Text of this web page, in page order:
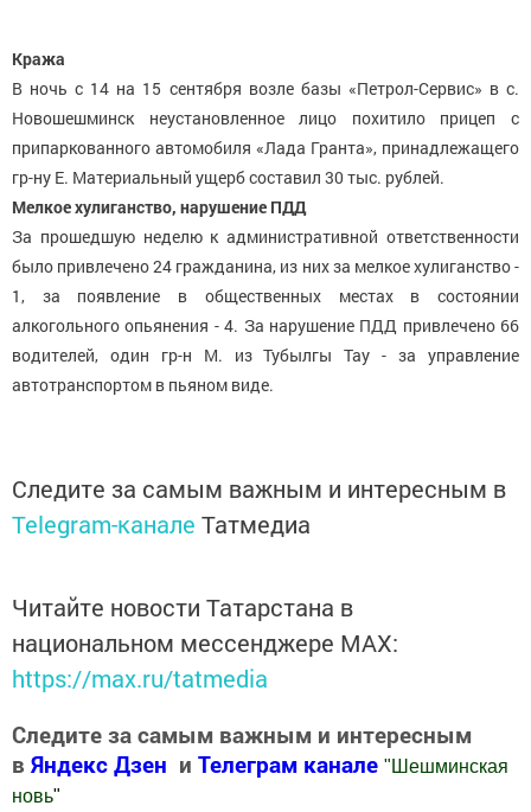
Кража
В ночь с 14 на 15 сентября возле базы «Петрол-Сервис» в с.
Новошешминск неустановленное лицо похитило прицеп с
припаркованного автомобиля «Лада Гранта», принадлежащего
гр-ну Е. Материальный ущерб составил 30 тыс. рублей.
Мелкое хулиганство, нарушение ПДД
За прошедшую неделю к административной ответственности
было привлечено 24 гражданина, из них за мелкое хулиганство -
1, за появление в общественных местах в состоянии
алкогольного опьянения - 4. За нарушение ПДД привлечено 66
водителей, один гр-н М. из Тубылгы Тау - за управление
автотранспортом в пьяном виде.
Следите за самым важным и интересным в
Telegram-канале Татмедиа
Читайте новости Татарстана в
национальном мессенджере MАХ:
https://max.ru/tatmedia
Следите за самым важным и интересным
в Яндекс Дзен и Телеграм канале " Шешминская
новь"